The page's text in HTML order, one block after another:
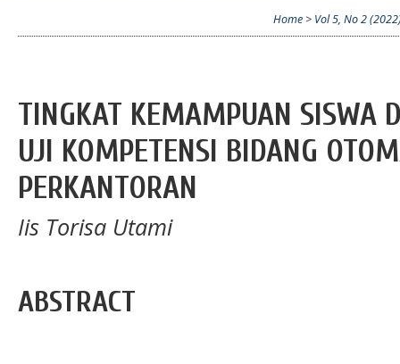
Home > Vol 5, No 2
TINGKAT KEMAMPUAN SISWA
UJI KOMPETENSI BIDANG
PERKANTORAN
Iis Torisa Utami
ABSTRACT